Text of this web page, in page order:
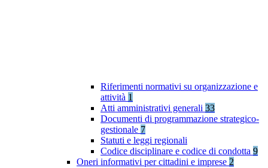
Riferimenti normativi su organizzazione e
attività 1
Atti amministrativi generali 33
Documenti di programmazione strategico-
gestionale 7
Statuti e leggi regionali
Codice disciplinare e codice di condotta 9
Oneri informativi per cittadini e imprese 2